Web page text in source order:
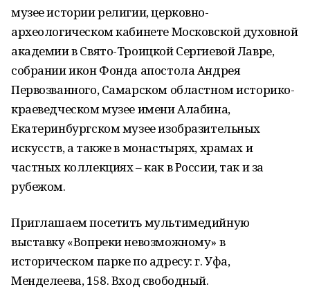
музее истории религии, церковно-
археологическом кабинете Московской духовной
академии в Свято-Троицкой Сергиевой Лавре,
собрании икон Фонда апостола Андрея
Первозванного, Самарском областном историко-
краеведческом музее имени Алабина,
Екатеринбургском музее изобразительных
искусств, а также в монастырях, храмах и
частных коллекциях – как в России, так и за
рубежом.
Приглашаем посетить мультимедийную
выставку «Вопреки невозможному» в
историческом парке по адресу: г. Уфа,
Менделеева, 158. Вход свободный.